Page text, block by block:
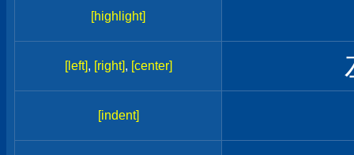
[highlight]
[left], [right], [center]
[indent]